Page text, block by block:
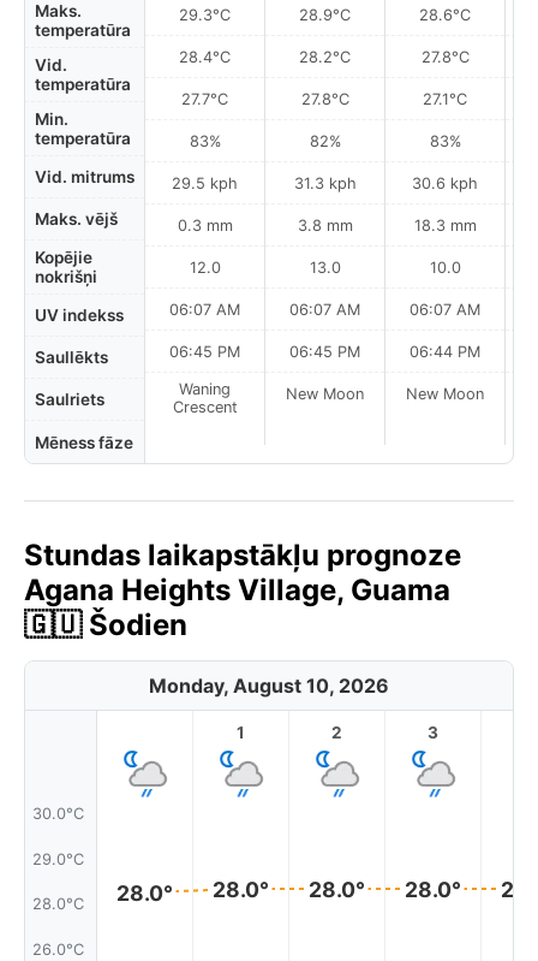
Maks.
temperatūra
Vid.
temperatūra
Min.
temperatūra
Vid. mitrums
Maks. vējš
Kopējie
nokrišņi
UV indekss
Saullēkts
Saulriets
Mēness fāze
29.3°C
28.4°C
27.7°C
83%
29.5 kph
0.3 mm
12.0
06:07 AM
06:45 PM
Waning
Crescent
28.9°C
28.2°C
27.8°C
82%
31.3 kph
3.8 mm
13.0
06:07 AM
06:45 PM
New Moon
28.6°C
27.8°C
27.1°C
83%
30.6 kph
18.3 mm
10.0
06:07 AM
06:44 PM
New Moon
Stundas laikapstākļu prognoze
Agana Heights Village, Guama
🇬🇺 Šodien
Monday, August 10, 2026
30.0°C
29.0°C
28.0°C
26.0°C
28.0°
1
28.0°
2
28.0°
3
28.0°